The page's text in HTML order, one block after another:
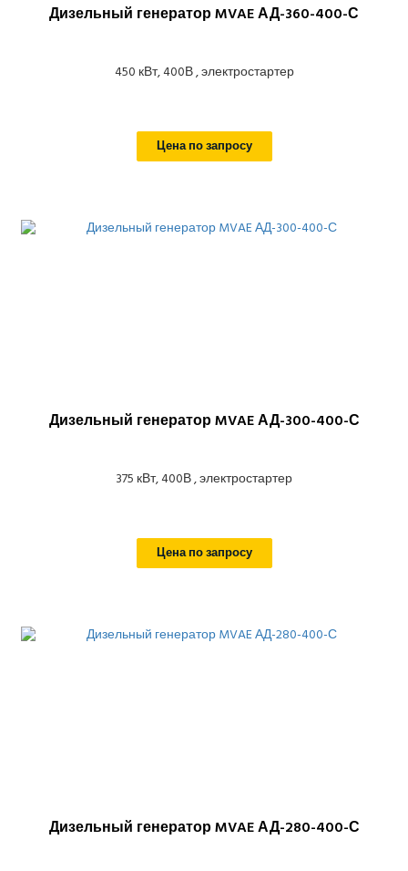
Дизельный генератор MVAE АД-360-400-С
450 кВт, 400В , электростартер
Цена по запросу
Дизельный генератор MVAE АД-300-400-С
375 кВт, 400В , электростартер
Цена по запросу
Дизельный генератор MVAE АД-280-400-С